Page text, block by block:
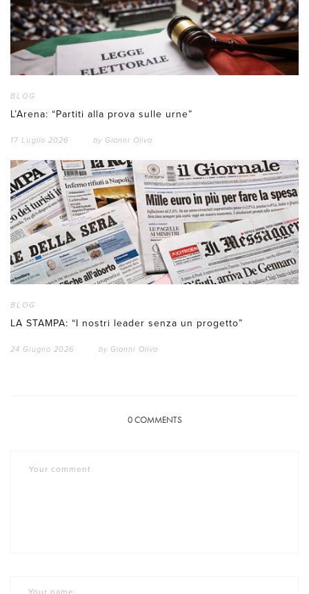
BLOG
L’Arena: “Partiti alla prova sulle urne”
17 Luglio 2026 by Gianni Oliva
BLOG
LA STAMPA: “I nostri leader senza un progetto”
24 Giugno 2026 by Gianni Oliva
0COMMENTS